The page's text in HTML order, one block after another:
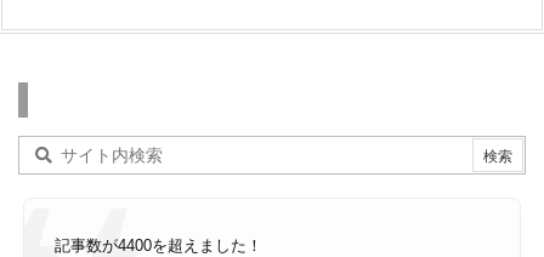
記事数が4400を超えました！